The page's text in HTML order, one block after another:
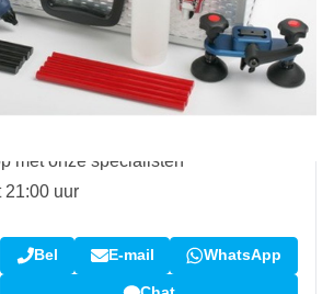
vanaf € 50,-
en ruilen
9,5/10 (34.283 reviews)
met onze specialisten
21:00 uur
Bel E-mail WhatsApp